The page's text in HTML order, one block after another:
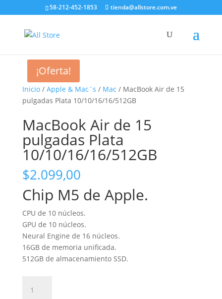
58-212-452-1853 tienda@allstore.com.ve
Inicio/ Apple & Mac`s / Mac / MacBook Air de 15
pulgadas Plata 10/10/16/16/512GB
MacBook Air de 15
pulgadas Plata
10/10/16/16/512GB
$2.099,00
Chip M5 de Apple.
CPU de 10 núcleos.
GPU de 10 núcleos.
Neural Engine de 16 núcleos.
16GB de memoria unificada.
512GB de almacenamiento SSD.
¡Oferta!